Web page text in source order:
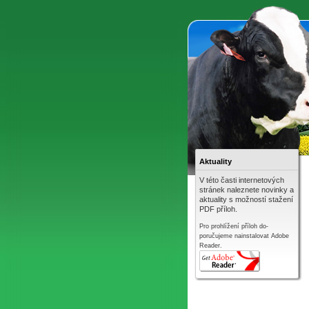
Aktuality
V této časti internetových
stránek naleznete novinky a
aktuality s možností stažení
PDF příloh.
Pro prohlížení příloh do-
poručujeme nainstalovat Adobe
Reader.